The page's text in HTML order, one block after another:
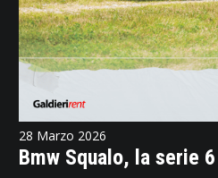
28 Marzo 2026
Bmw Squalo, la serie